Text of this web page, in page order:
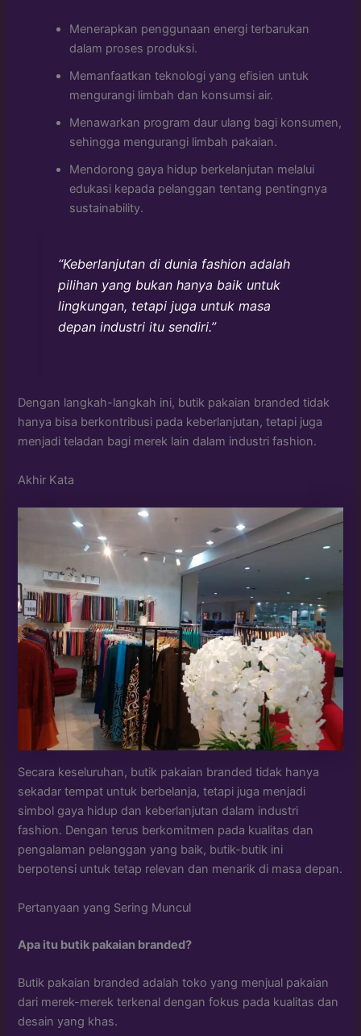
Menerapkan penggunaan energi terbarukan
dalam proses produksi.
Memanfaatkan teknologi yang efisien untuk
mengurangi limbah dan konsumsi air.
Menawarkan program daur ulang bagi konsumen,
sehingga mengurangi limbah pakaian.
Mendorong gaya hidup berkelanjutan melalui
edukasi kepada pelanggan tentang pentingnya
sustainability.
“Keberlanjutan di dunia fashion adalah
pilihan yang bukan hanya baik untuk
lingkungan, tetapi juga untuk masa
depan industri itu sendiri.”
Dengan langkah-langkah ini, butik pakaian branded tidak
hanya bisa berkontribusi pada keberlanjutan, tetapi juga
menjadi teladan bagi merek lain dalam industri fashion.
Akhir Kata
Secara keseluruhan, butik pakaian branded tidak hanya
sekadar tempat untuk berbelanja, tetapi juga menjadi
simbol gaya hidup dan keberlanjutan dalam industri
fashion. Dengan terus berkomitmen pada kualitas dan
pengalaman pelanggan yang baik, butik-butik ini
berpotensi untuk tetap relevan dan menarik di masa depan.
Pertanyaan yang Sering Muncul
Apa itu butik pakaian branded?
Butik pakaian branded adalah toko yang menjual pakaian
dari merek-merek terkenal dengan fokus pada kualitas dan
desain yang khas.